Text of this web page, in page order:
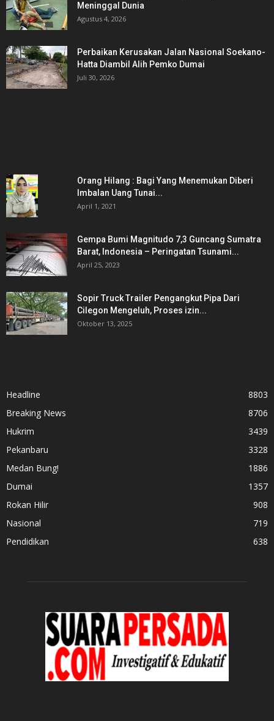
Meninggal Dunia
Agustus 4, 2026
Perbaikan Kerusakan Jalan Nasional Soekano-
Hatta Diambil Alih Pemko Dumai
Juli 30, 2026
Orang Hilang : Bagi Yang Menemukan Diberi
Imbalan Uang Tunai...
April 1, 2021
Gempa Bumi Magnitudo 7,3 Guncang Sumatra
Barat, Indonesia – Peringatan Tsunami...
April 25, 2023
Sopir Truck Trailer Pengangkut Pipa Dari
Cilegon Mengeluh, Proses izin...
Oktober 13, 2025
Headline
8803
Breaking News
8706
Hukrim
3439
Pekanbaru
3328
Medan Bung!
1886
Dumai
1357
Rokan Hilir
908
Nasional
719
Pendidikan
638